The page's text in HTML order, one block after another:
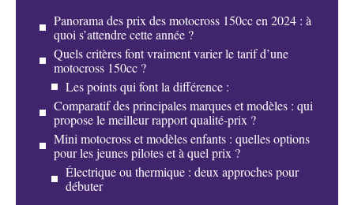
Panorama des prix des motocross 150cc en 2024 : à
quoi s’attendre cette année ?
Quels critères font vraiment varier le tarif d’une
motocross 150cc ?
Les points qui font la différence :
Comparatif des principales marques et modèles : qui
propose le meilleur rapport qualité-prix ?
Mini motocross et modèles enfants : quelles options
pour les jeunes pilotes et à quel prix ?
Électrique ou thermique : deux approches pour
débuter